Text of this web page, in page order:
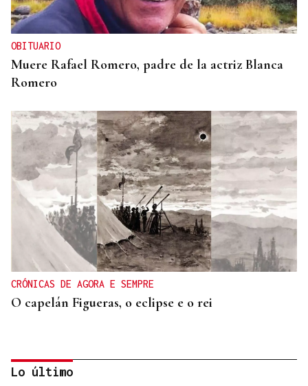
OBITUARIO
Muere Rafael Romero, padre de la actriz Blanca
Romero
CRÓNICAS DE AGORA E SEMPRE
O capelán Figueras, o eclipse e o rei
Lo último